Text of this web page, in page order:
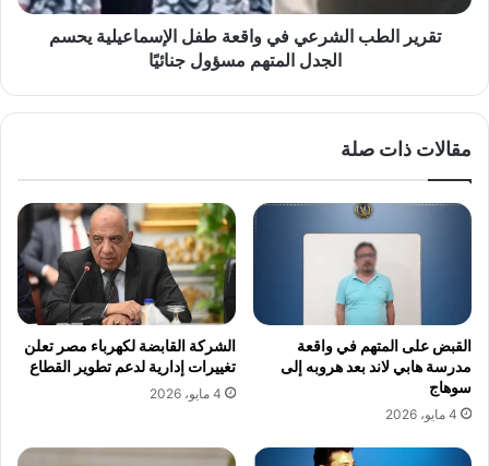
الجدل
المتهمتقرير الطب الشرعي في واقعة طفل الإسماعيلية يحسم
الجدل المتهم مسؤول جنائيًا
مقالات ذات صلة
القبض على المتهم في واقعة
مدرسة هابي لاند بعد هروبه إلى
سوهاج
4 مايو، 2026
الشركة القابضة لكهرباء مصر تعلن
تغييرات إدارية لدعم تطوير القطاع
4 مايو، 2026